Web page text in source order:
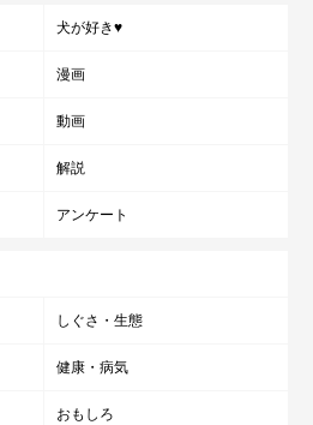
犬が好き♥
漫画
動画
解説
アンケート
しぐさ・生態
健康・病気
おもしろ